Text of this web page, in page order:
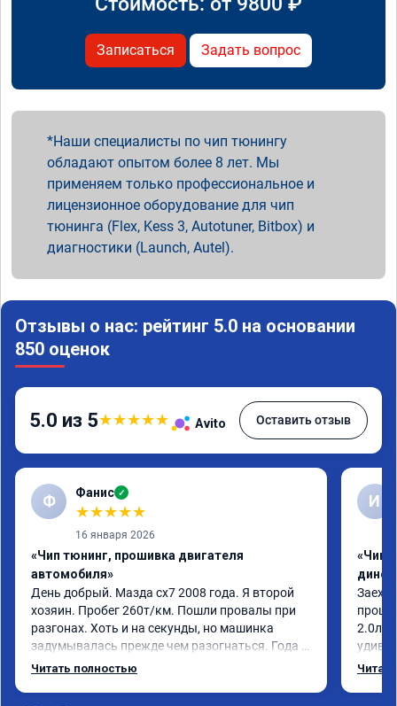
Записаться Задать вопрос
Наши специалисты по чип тюнингу
обладают опытом более 8 лет. Мы
применяем только профессиональное и
лицензионное оборудование для чип
тюнинга (Flex, Kess 3, Autotuner, Bitbox) и
диагностики (Launch, Autel).
Отзывы о нас: рейтинг 5.0 на основании
850 оценок
5.0 из 5★★★★★ Avito Оставить отзыв
Ф Фанис ✓
★★★★★
16 января 2026
«Чип тюнинг, прошивка двигателя
автомобиля»
День добрый. Мазда сх7 2008 года. Я второй
хозяин. Пробег 260т/км. Пошли провалы при
разгонах. Хоть и на секунды, но машинка
задумывалась прежде чем разогнаться. Года 4
назад удалял катализаторы без
Читать полностью
И
«Чип
2.0л.
стала